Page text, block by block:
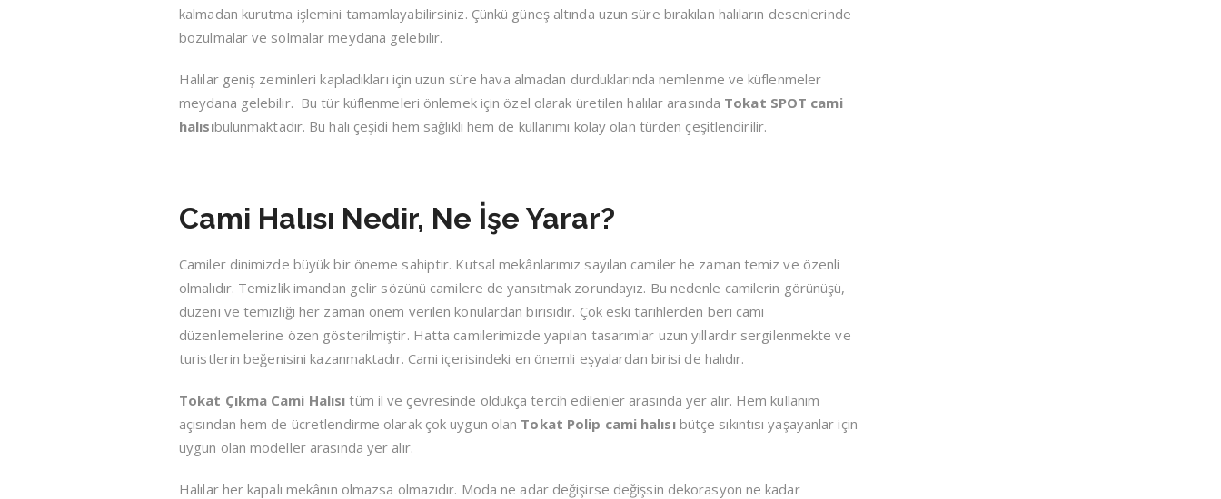
kalmadan kurutma işlemini tamamlayabilirsiniz. Çünkü güneş altında uzun süre bırakılan halıların desenlerinde
bozulmalar ve solmalar meydana gelebilir.
Halılar geniş zeminleri kapladıkları için uzun süre hava almadan durduklarında nemlenme ve küflenmeler
meydana gelebilir. Bu tür küflenmeleri önlemek için özel olarak üretilen halılar arasında Tokat SPOT cami
halısıbulunmaktadır. Bu halı çeşidi hem sağlıklı hem de kullanımı kolay olan türden çeşitlendirilir.
Cami Halısı Nedir, Ne İşe Yarar?
Camiler dinimizde büyük bir öneme sahiptir. Kutsal mekânlarımız sayılan camiler he zaman temiz ve özenli
olmalıdır. Temizlik imandan gelir sözünü camilere de yansıtmak zorundayız. Bu nedenle camilerin görünüşü,
düzeni ve temizliği her zaman önem verilen konulardan birisidir. Çok eski tarihlerden beri cami
düzenlemelerine özen gösterilmiştir. Hatta camilerimizde yapılan tasarımlar uzun yıllardır sergilenmekte ve
turistlerin beğenisini kazanmaktadır. Cami içerisindeki en önemli eşyalardan birisi de halıdır.
Tokat Çıkma Cami Halısı tüm il ve çevresinde oldukça tercih edilenler arasında yer alır. Hem kullanım
açısından hem de ücretlendirme olarak çok uygun olan Tokat Polip cami halısıbütçe sıkıntısı yaşayanlar için
uygun olan modeller arasında yer alır.
Halılar her kapalı mekânın olmazsa olmazıdır. Moda ne adar değişirse değişsin dekorasyon ne kadar